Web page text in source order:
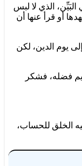
الذي لا لبس
أو قرأ عنها أن
يوم الدين، لكن
فضله، فشكر
الخلق للحساب،